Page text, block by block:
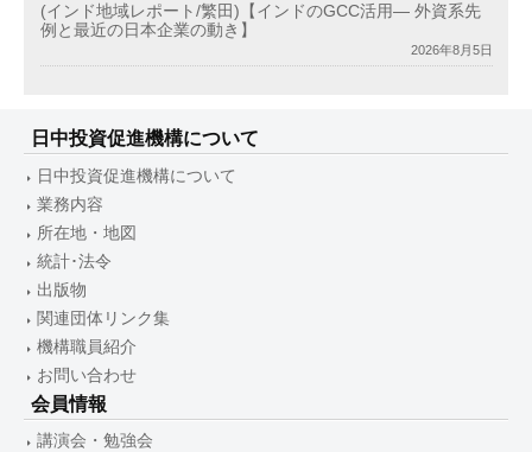
(インド地域レポート/繁田)【インドのGCC活用― 外資系先
例と最近の日本企業の動き】
2026年8月5日
日中投資促進機構について
日中投資促進機構について
業務内容
所在地・地図
統計･法令
出版物
関連団体リンク集
機構職員紹介
お問い合わせ
会員情報
講演会・勉強会